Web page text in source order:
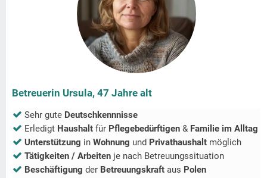
Betreuerin Ursula, 47 Jahre alt
Sehr gute Deutschkennnisse
Erledigt Haushalt für Pflegebedürftigen & Familie im Alltag
Unterstützung in Wohnung und Privathaushalt möglich
Tätigkeiten / Arbeiten je nach Betreuungssituation
Beschäftigung der Betreuungskraft aus Polen